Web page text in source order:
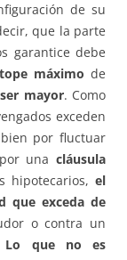
de su
que la parte
garantice debe
máximo de
mayor. Como
exceden
por fluctuar
una cláusula
hipotecarios, el
que exceda de
o contra un
Lo que no es